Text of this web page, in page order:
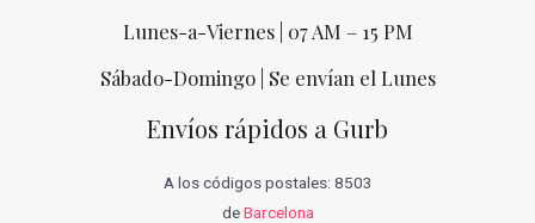
Lunes-a-Viernes | 07 AM – 15 PM
Sábado-Domingo | Se envían el Lunes
Envíos rápidos a Gurb
A los códigos postales: 8503
deBarcelona